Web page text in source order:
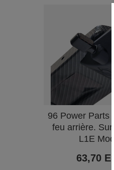
96 Power Parts
feu arrière.
L1E
63,70